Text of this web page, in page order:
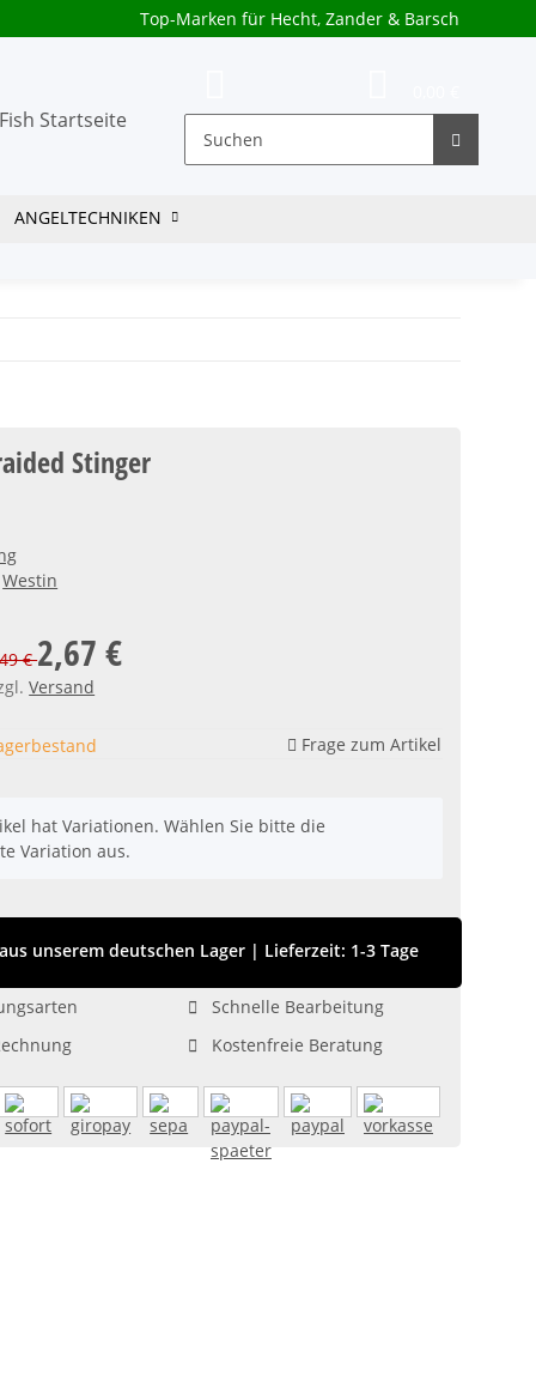
Top-Marken für Hecht, Zander & Barsch
ANGELTECHNIKEN
Stinger
Westin
€2,67 €
Versand
Frage zum Artikel
hat Variationen. Wählen Sie bitte die
Variation aus.
unserem deutschen Lager | Lieferzeit: 1-3 Tage
Schnelle Bearbeitung
Kostenfreie Beratung